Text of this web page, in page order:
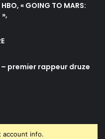
« GOING TO MARS:
– premier rappeur druze
account info.